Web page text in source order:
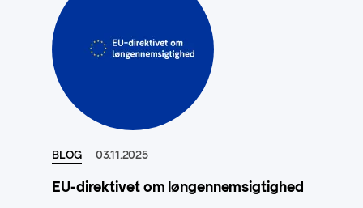
BLOG 03.11.2025
EU-direktivet om løngennemsigtighed